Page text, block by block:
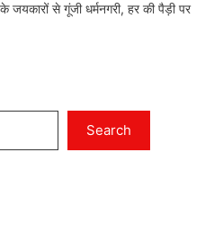
जयकारों से गूंजी धर्मनगरी, हर की पैड़ी पर
Search